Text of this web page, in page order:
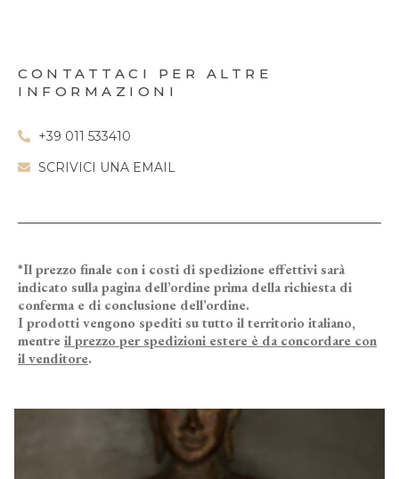
CONTATTACI PER ALTRE
INFORMAZIONI
+39 011 533410
SCRIVICI UNA EMAIL
*Il prezzo finale con i costi di spedizione effettivi sarà
indicato sulla pagina dell’ordine prima della richiesta di
conferma e di conclusione dell’ordine.
I prodotti vengono spediti su tutto il territorio italiano,
mentre il prezzo per spedizioni estere è da concordare con
il venditore.